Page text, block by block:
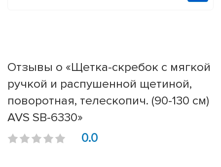
Отзывы о «Щетка-скребок с мягкой
ручкой и распушенной щетиной,
поворотная, телескопич. (90-130 см)
AVS SB-6330»
0.0